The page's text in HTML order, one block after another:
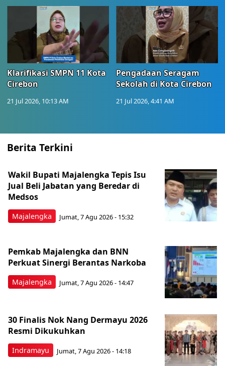
Klarifikasi SMPN 11 Kota
Cirebon
21 Jul 2026, 10:13 AM
Pengadaan Seragam
Sekolah di Kota Cirebon
21 Jul 2026, 4:41 AM
Berita Terkini
Majalengka
Wakil Bupati Majalengka Tepis Isu
Jual Beli Jabatan yang Beredar di
Medsos
Jumat, 7 Agu 2026 - 15:32
Majalengka
Pemkab Majalengka dan BNN
Perkuat Sinergi Berantas Narkoba
Jumat, 7 Agu 2026 - 14:47
Indramayu
30 Finalis Nok Nang Dermayu 2026
Resmi Dikukuhkan
Jumat, 7 Agu 2026 - 14:18